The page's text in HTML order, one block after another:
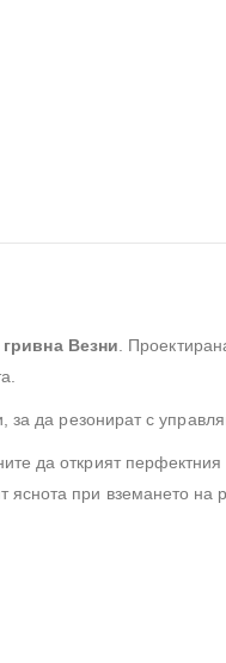
Везни .
да резонират с
да открият
яснота при вземането на